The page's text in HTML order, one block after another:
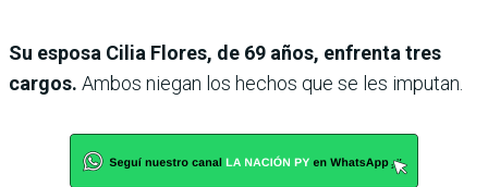
Su esposa Cilia Flores, de 69 años, enfrenta tres
cargos. Ambos niegan los hechos que se les imputan.